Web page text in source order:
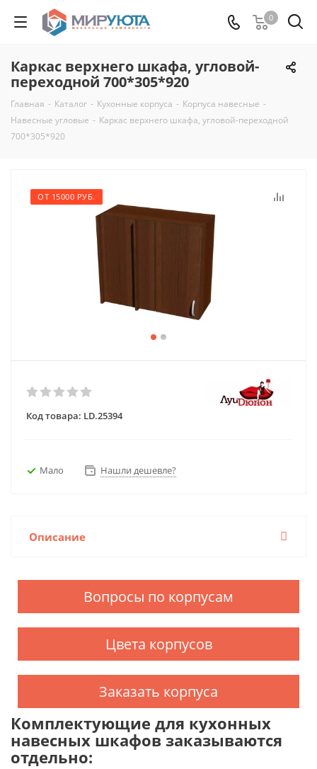
0
Каркас верхнего шкафа, угловой-
переходной 700*305*920
Главная - Каталог - Кухонные корпуса - Корпуса навесные -
Навесные угловые - Каркас верхнего шкафа, угловой-переходной
700*305*920
ОТ 15000 РУБ.
Код товара: LD.25394
Мало Нашли дешевле?
Описание
Вопросы по корпусам
Цвета корпусов
Заказать корпуса
Комплектующие для кухонных
навесных шкафов заказываются
отдельно: